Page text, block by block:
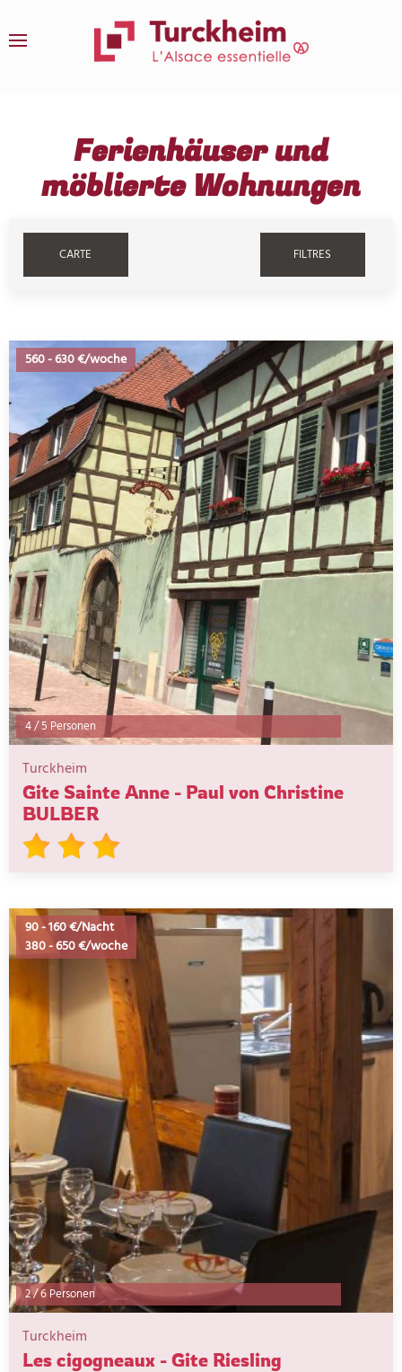
Zum Hauptinhalt springen
Ferienhäuser und
möblierte Wohnungen
CARTE FILTRES
560-630 €/woche
4/5 Personen
Turckheim
Gite Sainte Anne - Paul von Christine
BULBER
90-160 €/Nacht
380-650 €/woche
2/6 Personen
Turckheim
Les cigogneaux - Gite Riesling